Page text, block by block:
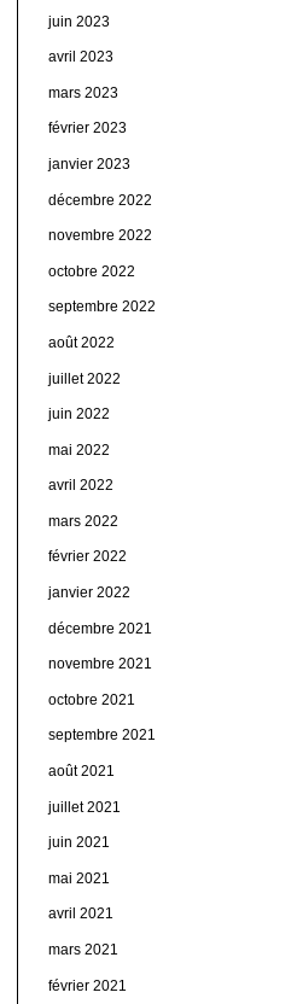
juin 2023
avril 2023
mars 2023
février 2023
janvier 2023
décembre 2022
novembre 2022
octobre 2022
septembre 2022
août 2022
juillet 2022
juin 2022
mai 2022
avril 2022
mars 2022
février 2022
janvier 2022
décembre 2021
novembre 2021
octobre 2021
septembre 2021
août 2021
juillet 2021
juin 2021
mai 2021
avril 2021
mars 2021
février 2021